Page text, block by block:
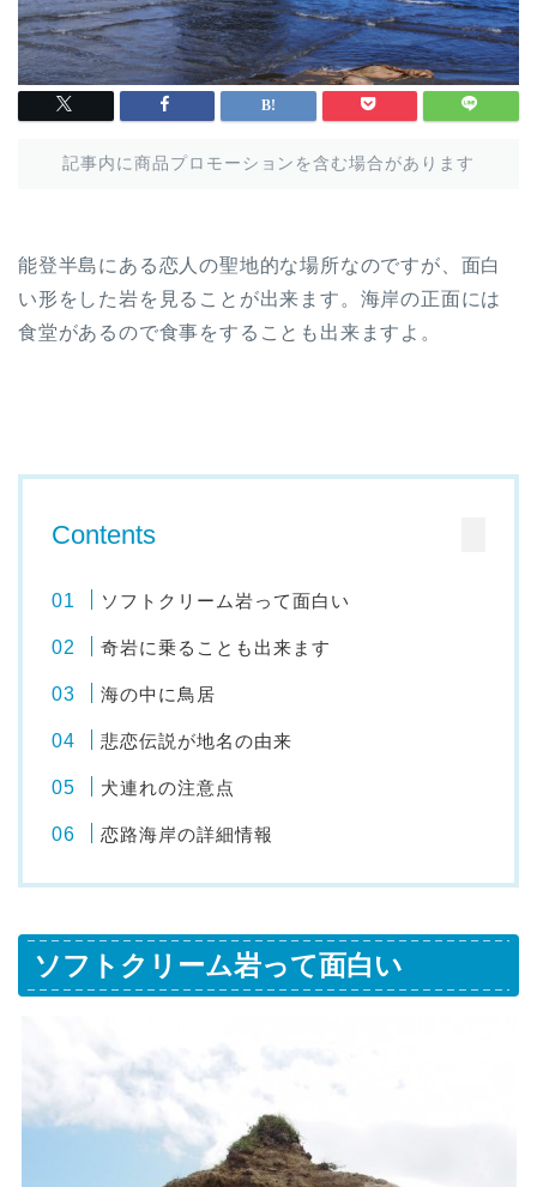
記事内に商品プロモーションを含む場合があります
能登半島にある恋人の聖地的な場所なのですが、面白
い形をした岩を見ることが出来ます。海岸の正面には
食堂があるので食事をすることも出来ますよ。
Contents
ソフトクリーム岩って面白い
奇岩に乗ることも出来ます
海の中に鳥居
悲恋伝説が地名の由来
犬連れの注意点
恋路海岸の詳細情報
ソフトクリーム岩って面白い